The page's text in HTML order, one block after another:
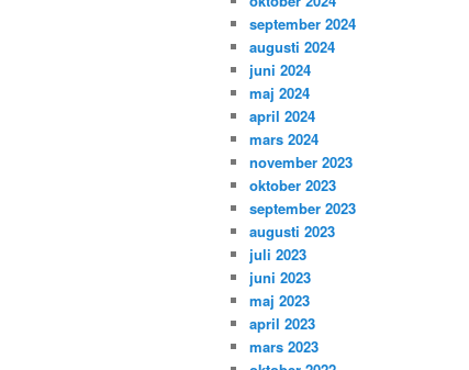
september 2024
augusti 2024
juni 2024
maj 2024
april 2024
mars 2024
november 2023
oktober 2023
september 2023
augusti 2023
juli 2023
juni 2023
maj 2023
april 2023
mars 2023